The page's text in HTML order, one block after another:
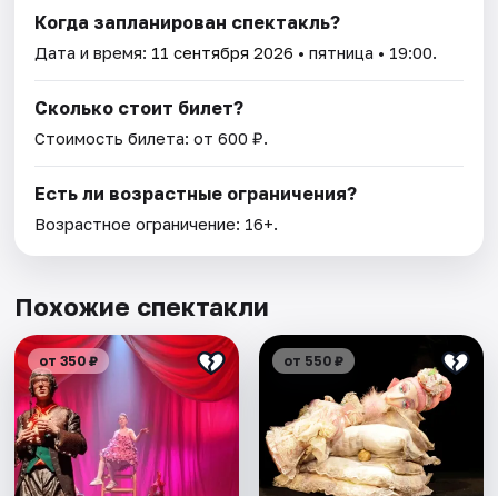
Когда запланирован спектакль?
Дата и время: 11 сентября 2026 • пятница • 19:00.
Сколько стоит билет?
Стоимость билета: от 600 ₽.
Есть ли возрастные ограничения?
Возрастное ограничение: 16+.
Похожие спектакли
от 350 ₽ от 550 ₽